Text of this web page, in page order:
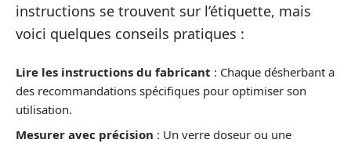
instructions se trouvent sur l’étiquette, mais
voici quelques conseils pratiques :
Lire les instructions du fabricant : Chaque désherbant a
des recommandations spécifiques pour optimiser son
utilisation.
Mesurer avec précision : Un verre doseur ou une